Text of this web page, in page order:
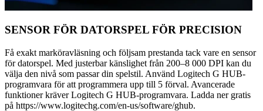
SENSOR FÖR DATORSPEL FÖR PRECISION
Få exakt marköravläsning och följsam prestanda tack vare en sensor
för datorspel. Med justerbar känslighet från 200–8 000 DPI kan du
välja den nivå som passar din spelstil. Använd Logitech G HUB-
programvara för att programmera upp till 5 förval. Avancerade
funktioner kräver Logitech G HUB-programvara. Ladda ner gratis
på https://www.logitechg.com/en-us/software/ghub.